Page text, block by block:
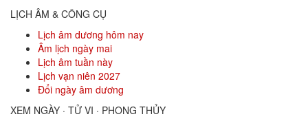
LỊCH ÂM & CÔNG CỤ
Lịch âm dương hôm nay
Âm lịch ngày mai
Lịch âm tuần này
Lịch vạn niên 2027
Đổi ngày âm dương
XEM NGÀY · TỬ VI · PHONG THỦY